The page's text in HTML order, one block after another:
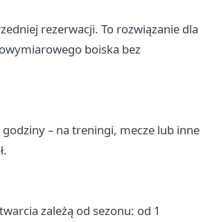
rezerwacji. To rozwiązanie dla
boiska bez
– na treningi, mecze lub inne
zależą od sezonu: od 1